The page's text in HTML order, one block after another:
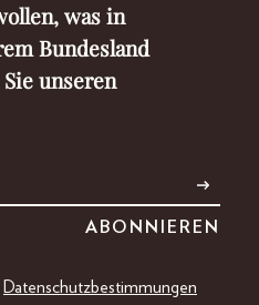
was in
Bundesland
unseren
Datenschutzbestimmungen